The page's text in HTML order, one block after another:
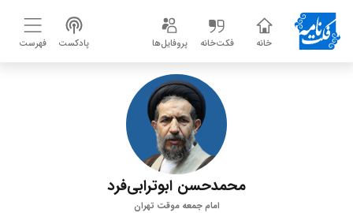
خانه فکت‌خانه پروفایل‌ها پادکست فهرست
محمدحسن ابوترابی‌فرد
امام جمعه موقت تهران